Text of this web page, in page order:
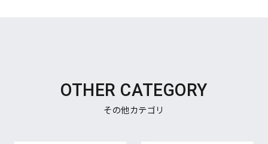
OTHER CATEGORY
その他カテゴリ